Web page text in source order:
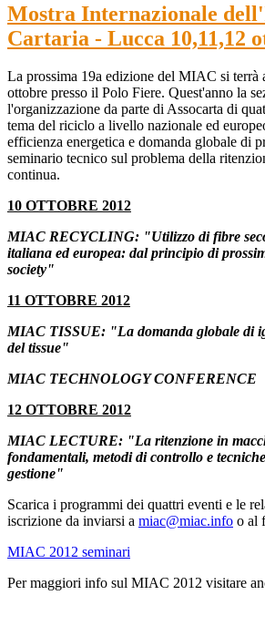
Mostra Internazionale
Cartaria - Lucca 10,11,12
La prossima 19a edizione del MIAC si terrà
ottobre presso il Polo Fiere. Quest'anno la
l'organizzazione da parte di Assocarta di
tema del riciclo a livello nazionale ed
efficienza energetica e domanda globale di
seminario tecnico sul problema della
continua.
10 OTTOBRE 2012
MIAC RECYCLING: "Utilizzo di fibre
italiana ed europea: dal principio di
society"
11 OTTOBRE 2012
MIAC TISSUE: "La domanda globale di
del tissue"
MIAC TECHNOLOGY CONFERENCE
12 OTTOBRE 2012
MIAC LECTURE: "La ritenzione in
fondamentali, metodi di controllo e
gestione"
Scarica i programmi dei quattri eventi e le
iscrizione da inviarsi a miac@miac.info o al
MIAC 2012 seminari
Per maggiori info sul MIAC 2012 visitare